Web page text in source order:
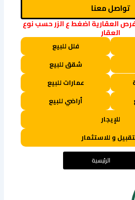
تواصل معنا
العقارية اضغط ع الزر حسب نوع
العقار
فلل للبيع
شقق للبيع
عمارات للبيع
أراضي للبيع
للإيجار
و للاستثمار
الرئيسية